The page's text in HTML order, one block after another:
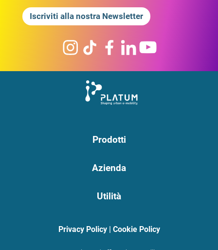
Iscriviti alla nostra Newsletter
Prodotti
Azienda
Utilità
Privacy Policy| Cookie Policy